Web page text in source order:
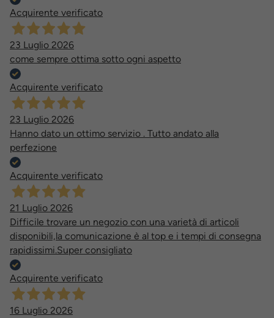
Acquirente verificato
23 Luglio 2026
come sempre ottima sotto ogni aspetto
Acquirente verificato
23 Luglio 2026
Hanno dato un ottimo servizio . Tutto andato alla
perfezione
Acquirente verificato
21 Luglio 2026
Difficile trovare un negozio con una varietà di articoli
disponibili,la comunicazione è al top e i tempi di consegna
rapidissimi.Super consigliato
Acquirente verificato
16 Luglio 2026